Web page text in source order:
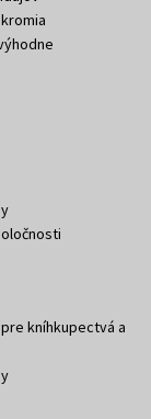
kníhkupectvá a